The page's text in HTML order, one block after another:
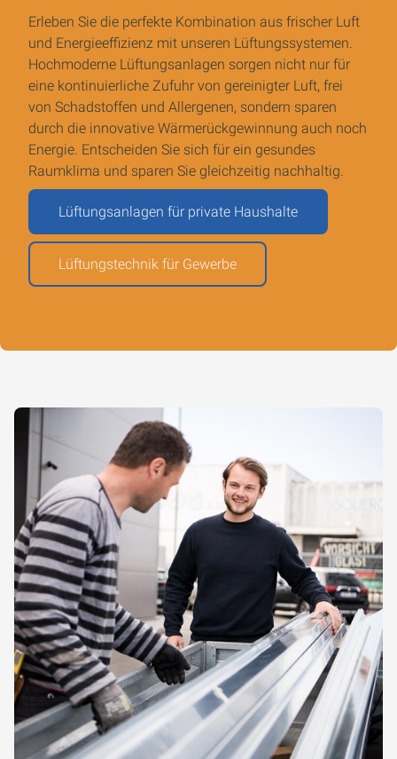
Erleben Sie die perfekte Kombination aus frischer Luft
und Energieeffizienz mit unseren Lüftungssystemen.
Hochmoderne Lüftungsanlagen sorgen nicht nur für
eine kontinuierliche Zufuhr von gereinigter Luft, frei
von Schadstoffen und Allergenen, sondern sparen
durch die innovative Wärmerückgewinnung auch noch
Energie. Entscheiden Sie sich für ein gesundes
Raumklima und sparen Sie gleichzeitig nachhaltig.
Lüftungsanlagen für private Haushalte
Lüftungstechnik für Gewerbe